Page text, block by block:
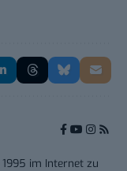
im Internet zu